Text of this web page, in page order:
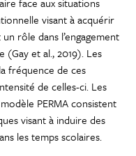
visant à acquérir
rôle dans l’engagement
(Gay et al., 2019). Les
fréquence de ces
de celles-ci. Les
PERMA consistent
visant à induire des
les temps scolaires.